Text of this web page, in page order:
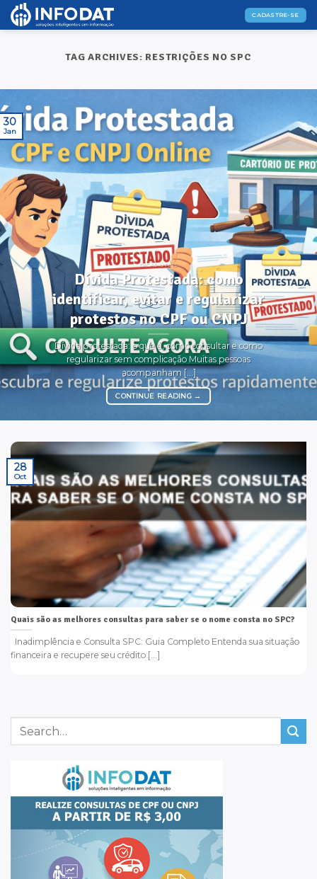
Skip
CADASTRE-SE
TAG ARCHIVES: RESTRIÇÕES NO SPC
DICAS ÚTEIS
Dívida Protestada: como
identificar, evitar e regularizar
protestos no CPF ou CNPJ
Dívida protestada: o que é, como consultar e como
regularizar sem complicação Muitas pessoas
acompanham [...]
CONTINUE READING →
30
Jan
Quais são as melhores consultas para saber se o nome consta no SPC?
Inadimplência e Consulta SPC: Guia Completo Entenda sua situação
financeira e recupere seu crédito [...]
28
Oct